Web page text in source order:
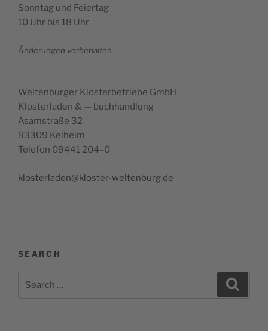
Sonn­tag und Feiertag
10 Uhr bis 18 Uhr
Ände­run­gen vorbehalten
Wel­ten­bur­ger Klo­s­ter­be­tri­e­be GmbH
Klo­s­ter­la­den & — buchhandlung
Asam­s­tra­ße 32
93309 Kelheim
Tele­fon 09441 204–0
klosterladen@kloster-weltenburg.de
SEARCH